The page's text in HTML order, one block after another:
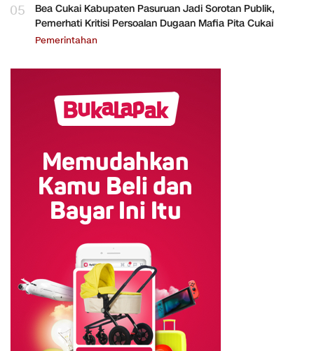
05
Bea Cukai Kabupaten Pasuruan Jadi Sorotan Publik,
Pemerhati Kritisi Persoalan Dugaan Mafia Pita Cukai
Pemerintahan